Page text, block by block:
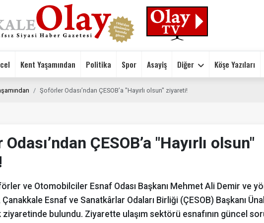
Kent Yaşamından Politika Spor Asayiş Diğer Köşe Yazıları
Şoförler Odası’ndan ÇESOB’a "Hayırlı olsun" ziyareti!
ÇESOB’a "Hayırlı olsun"
ve Otomobilciler Esnaf Odası Başkanı Mehmet Ali Demir ve
Esnaf ve Sanatkârlar Odaları Birliği (ÇESOB) Başkanı Ünal
ziyaretinde bulundu. Ziyarette ulaşım sektörü esnafının güncel